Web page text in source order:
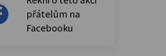
přátelům na
Facebooku